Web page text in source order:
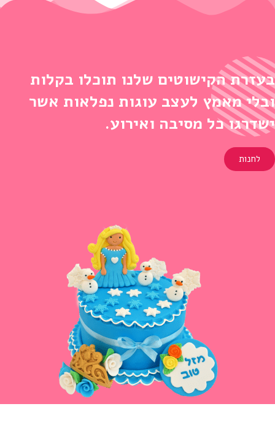
בעזרת הקישוטים שלנו תוכלו בקלות
ובלי מאמץ לעצב עוגות נפלאות אשר
ישדרגו כל מסיבה ואירוע.
לחנות